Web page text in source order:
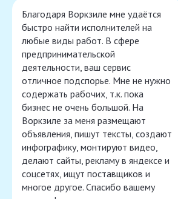
Благодаря Воркзиле мне удаётся
быстро найти исполнителей на
любые виды работ. В сфере
предпринимательской
деятельности, ваш сервис
отличное подспорье. Мне не нужно
содержать рабочих, т.к. пока
бизнес не очень большой. На
Воркзиле за меня размещают
объявления, пишут тексты, создают
инфографику, монтируют видео,
делают сайты, рекламу в яндексе и
соцсетях, ищут поставщиков и
многое другое. Спасибо вашему